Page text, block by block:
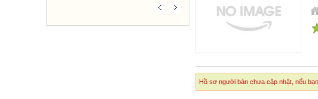
Hồ sơ người bán chưa cập nhật, nếu